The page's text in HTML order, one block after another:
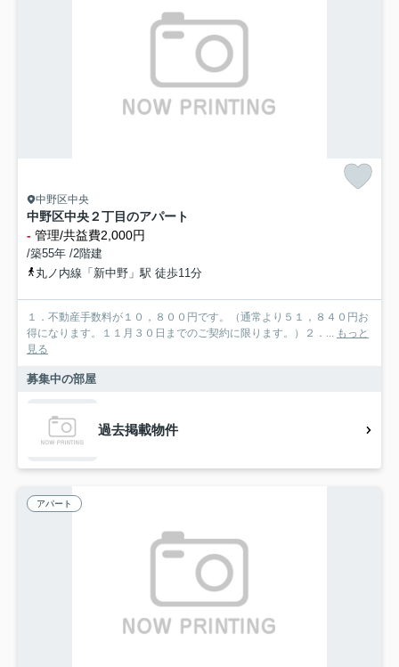
中野区中央
中野区中央２丁目のアパート
- 管理/共益費2,000円
/築55年 /2階建
丸ノ内線「新中野」駅 徒歩11分
１．不動産手数料が１０，８００円です。（通常より５１，８４０円お
得になります。１１月３０日までのご契約に限ります。）２．...
もっと
見る
募集中の部屋
過去掲載物件
アパート